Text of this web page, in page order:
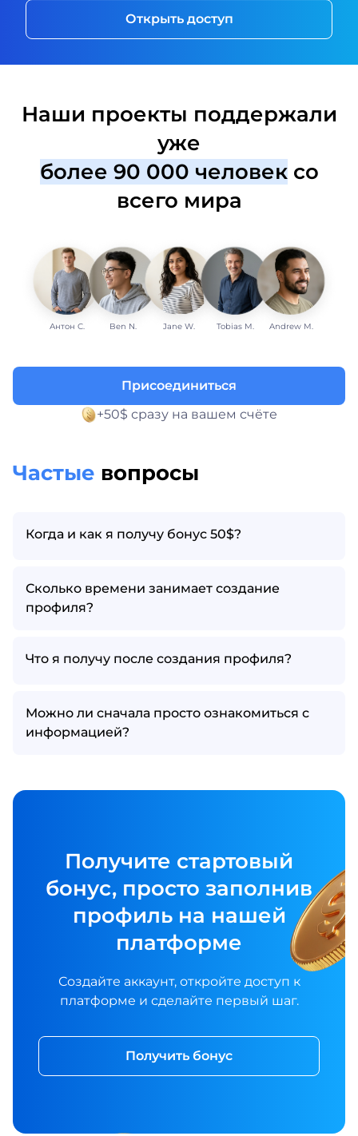
Открыть доступ
Наши проекты поддержали
уже
более 90 000 человексо
всего мира
Антон С. Ben N. Jane W. Tobias M. Andrew M.
Присоединиться
+50$ сразу на вашем счёте
Частые вопросы
Когда и как я получу бонус 50$?
Сколько времени занимает создание
профиля?
Что я получу после создания профиля?
Можно ли сначала просто ознакомиться с
информацией?
Получите стартовый
бонус, просто заполнив
профиль на нашей
платформе
Создайте аккаунт, откройте доступ к
платформе и сделайте первый шаг.
Получить бонус